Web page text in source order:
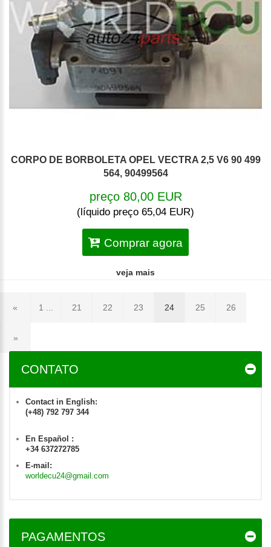
CORPO DE BORBOLETA OPEL VECTRA 2,5 V6 90 499
564, 90499564
preço 80,00 EUR
(líquido preço 65,04 EUR)
Comprar agora
veja mais
« 1 ... 21 22 23 24 25 26
»
CONTATO
Contact in English:
(+48) 792 797 344
En Español :
+34 637272785
E-mail:
worldecu24@gmail.com
PAGAMENTOS